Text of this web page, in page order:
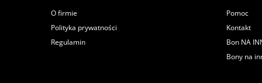
O firmie
Polityka prywatności
Regulamin
Pomoc
Kontakt
Bon NA
Bony na